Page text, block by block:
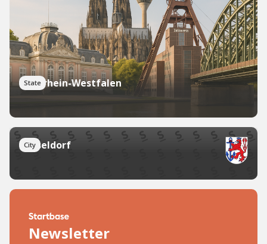
State
Nordrhein-Westfalen
City
Düsseldorf
Newsletter